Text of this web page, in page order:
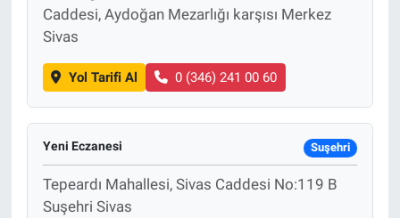
Caddesi, Aydoğan Mezarlığı karşısı Merkez
Sivas
Yol Tarifi Al 0 (346) 241 00 60
Yeni Eczanesi Suşehri
Tepeardı Mahallesi, Sivas Caddesi No:119 B
Suşehri Sivas